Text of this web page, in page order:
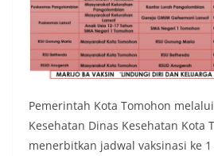
Pemerintah Kota Tomohon
Kesehatan Dinas Kesehatan Kota
menerbitkan jadwal vaksinasi ke